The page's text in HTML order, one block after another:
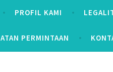
PROFIL KAMI
PERMINTAAN